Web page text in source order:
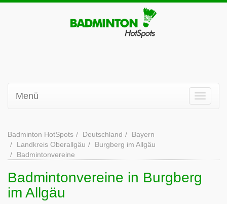
Menü
Badminton HotSpots Deutschland
Bayern
Landkreis Oberallgäu
Burgberg im Allgäu
Badmintonvereine
Badmintonvereine in Burgberg
im Allgäu